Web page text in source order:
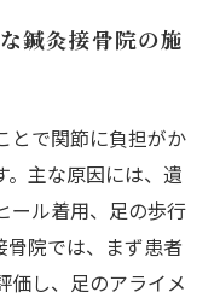
鍼灸接骨院の施
とで関節に負担がか
。主な原因には、遺
ール着用、足の歩行
骨院では、まず患者
価し、足のアライメ